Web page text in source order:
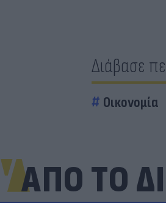
Διάβασε
Οικονομία
ΑΠΟ ΤΟ